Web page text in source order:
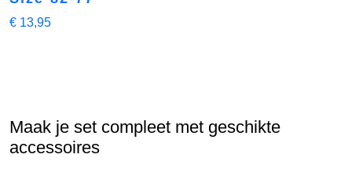
€ 13,95
Maak je set compleet met geschikte
accessoires